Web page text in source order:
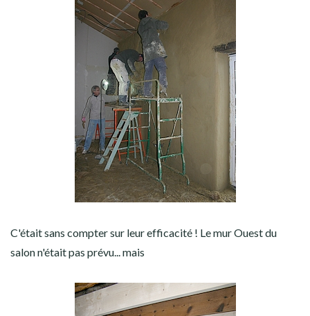
C'était sans compter sur leur efficacité ! Le mur Ouest du
salon n'était pas prévu... mais